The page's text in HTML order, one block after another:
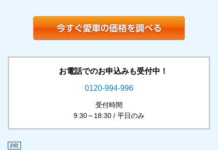
お電話でのお申込みも受付中！
0120-994-996
受付時間
9:30～18:30 / 平日のみ
PR